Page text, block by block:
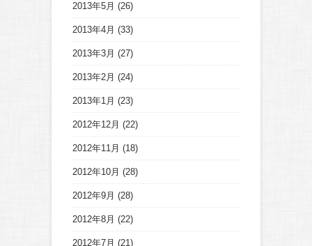
2013年5月 (26)
2013年4月 (33)
2013年3月 (27)
2013年2月 (24)
2013年1月 (23)
2012年12月 (22)
2012年11月 (18)
2012年10月 (28)
2012年9月 (28)
2012年8月 (22)
2012年7月 (21)